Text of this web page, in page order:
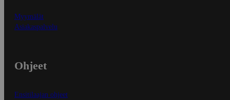
Myymälät
Asiakaspalvelu
Ohjeet
Ensitilaajan ohjeet